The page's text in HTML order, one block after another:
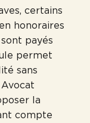
certains
honoraires
payés
permet
sans
la
compte